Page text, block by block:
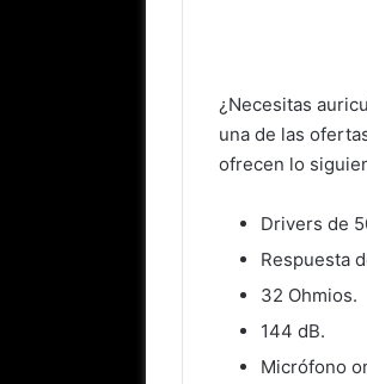
¿Necesitas
una de las
ofrecen lo
Drivers de
Respuesta
32 Ohmios.
144 dB.
Micrófono